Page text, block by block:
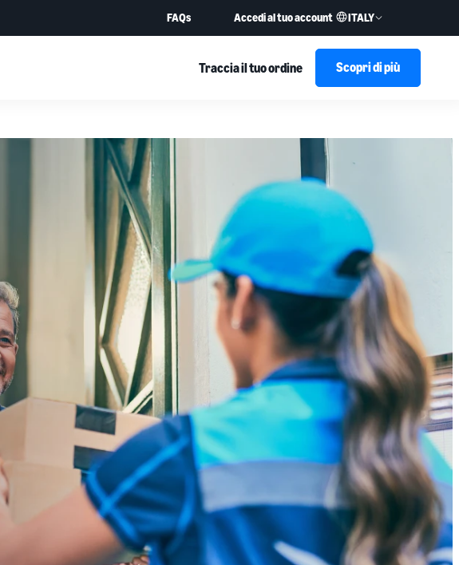
FAQs Accedi al tuo account ITALY
Traccia il tuo ordine Scopri di più